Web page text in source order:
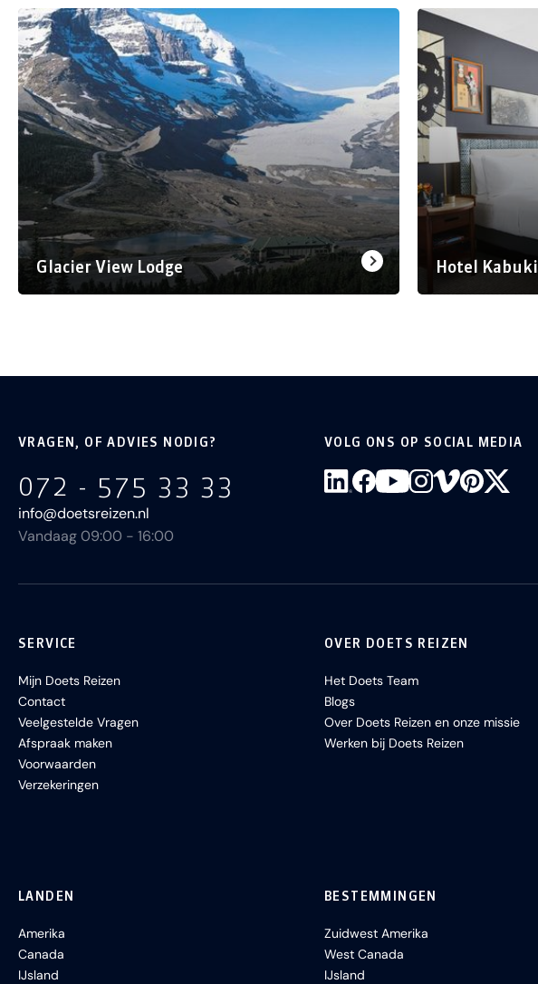
Glacier View Lodge Hotel Kabuki
VRAGEN, OF ADVIES NODIG?
072 - 575 33 33
info@doetsreizen.nl
Vandaag 09:00 - 16:00
VOLG ONS OP SOCIAL MEDIA
SERVICE
Mijn Doets Reizen
Contact
Veelgestelde Vragen
Afspraak maken
Voorwaarden
Verzekeringen
OVER DOETS REIZEN
Het Doets Team
Blogs
Over Doets Reizen en onze missie
Werken bij Doets Reizen
LANDEN
Amerika
Canada
IJsland
BESTEMMINGEN
Zuidwest Amerika
West Canada
IJsland